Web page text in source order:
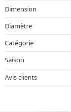
Dimension
Diamètre
Catégorie
Saison
Avis clients